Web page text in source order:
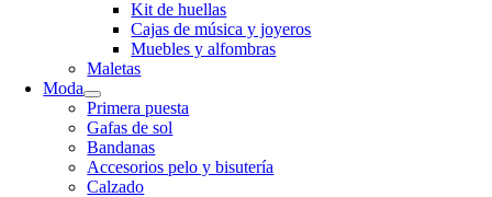
Kit de huellas
Cajas de música y joyeros
Muebles y alfombras
Maletas
Moda
Primera puesta
Gafas de sol
Bandanas
Accesorios pelo y bisutería
Calzado